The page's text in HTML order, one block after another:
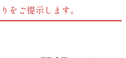
をご提示します。